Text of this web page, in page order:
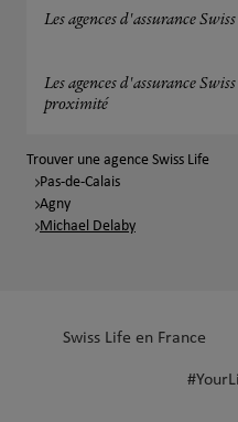
Les agences d'assurance
Les agences d'assurance
proximité
Trouver une agence Swiss Life
Pas-de-Calais
Agny
Michael Delaby
Swiss Life en France